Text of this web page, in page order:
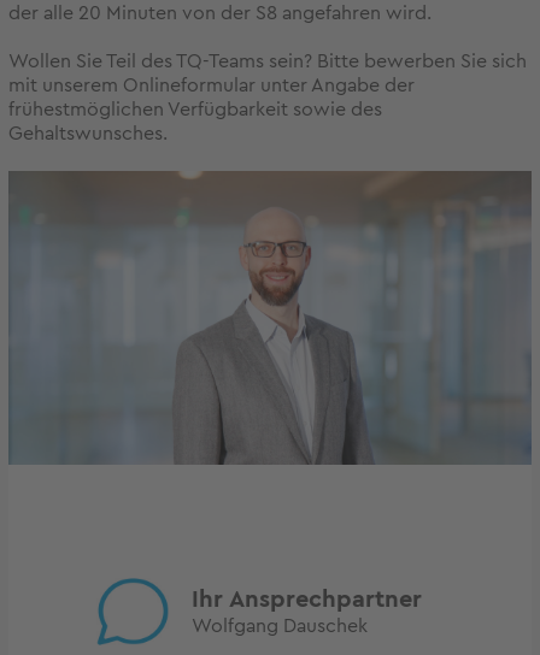
der alle 20 Minuten von der S8 angefahren wird.
Wollen Sie Teil des TQ-Teams sein? Bitte bewerben Sie sich
mit unserem Onlineformular unter Angabe der
frühestmöglichen Verfügbarkeit sowie des
Gehaltswunsches.
Ihr Ansprechpartner
Wolfgang Dauschek